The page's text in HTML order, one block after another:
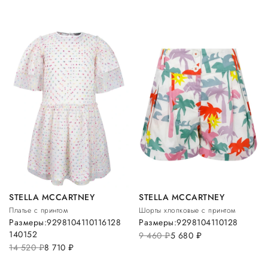
STELLA MCCARTNEY
Платье с принтом
14 520руб.8 710 руб.
Размеры:9298104110116128
140152
STELLA MCCARTNEY
Шорты хлопковые с принтом
9 460руб.5 680 руб.
Размеры:9298104110128